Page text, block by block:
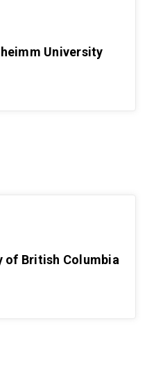
University
of British Columbia